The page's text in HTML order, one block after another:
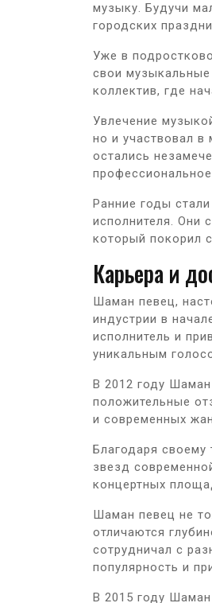
музыку. Будучи
городских
Уже в
свои
коллектив, где
Увлечение
но и участвовал в
остались
Ранние годы
исполнителя. Они
который покорил
Карьера и
Шаман певец,
индустрии в
исполнитель и
уникальным
В 2012 году
положительные
и современных
Благодаря
звезд
концертных
Шаман певец не
отличаются
сотрудничал с
популярность и
В 2015 году